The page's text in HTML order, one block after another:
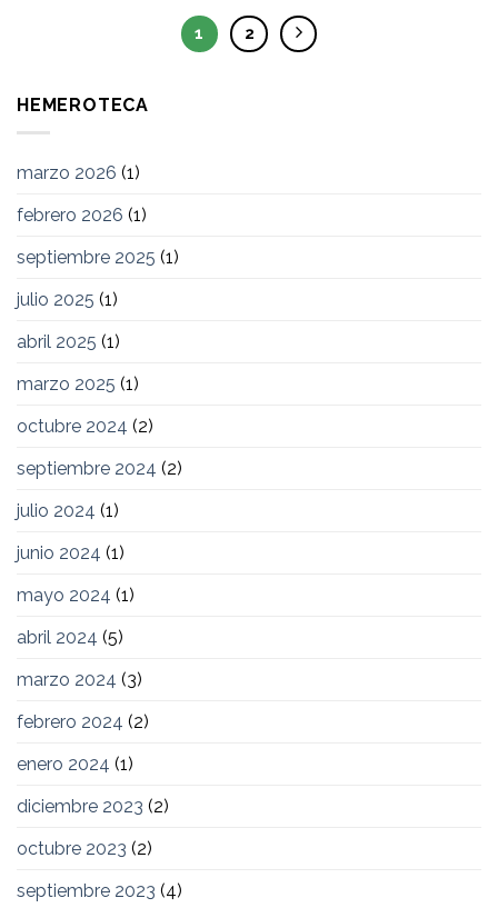
1 2
HEMEROTECA
marzo 2026 (1)
febrero 2026 (1)
septiembre 2025 (1)
julio 2025 (1)
abril 2025 (1)
marzo 2025 (1)
octubre 2024 (2)
septiembre 2024 (2)
julio 2024 (1)
junio 2024 (1)
mayo 2024 (1)
abril 2024 (5)
marzo 2024 (3)
febrero 2024 (2)
enero 2024 (1)
diciembre 2023 (2)
octubre 2023 (2)
septiembre 2023 (4)